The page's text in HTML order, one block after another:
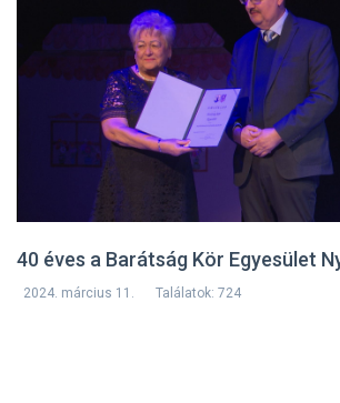
40 éves a Barátság Kör Egyesület
2024. március 11. Találatok: 724